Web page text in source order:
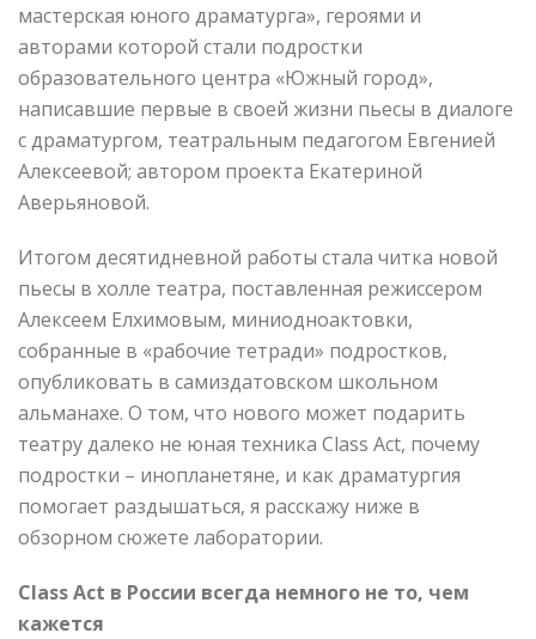
мастерская юного драматурга», героями и
авторами которой стали подростки
образовательного центра «Южный город»,
написавшие первые в своей жизни пьесы в диалоге
с драматургом, театральным педагогом Евгенией
Алексеевой; автором проекта Екатериной
Аверьяновой.
Итогом десятидневной работы стала читка новой
пьесы в холле театра, поставленная режиссером
Алексеем Елхимовым, миниодноактовки,
собранные в «рабочие тетради» подростков,
опубликовать в самиздатовском школьном
альманахе. О том, что нового может подарить
театру далеко не юная техника Class Act, почему
подростки – инопланетяне, и как драматургия
помогает раздышаться, я расскажу ниже в
обзорном сюжете лаборатории.
Class Act в России всегда немного не то, чем
кажется